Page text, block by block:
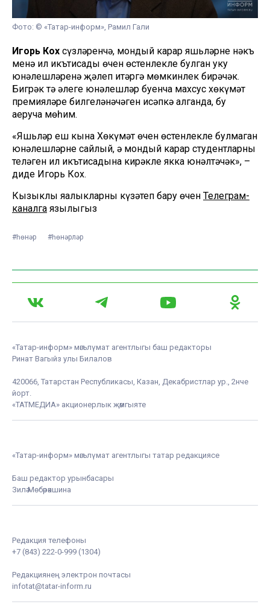
Фото: © «Татар-информ», Рамил Гали
Игорь Кох сүзләренчә, мондый карар яшьләрне нәкъ
менә ил икътисады өчен өстенлекле булган уку
юнәлешләренә җәлеп итәргә мөмкинлек бирәчәк.
Бигрәк тә әлеге юнәлешләр буенча махсус хөкүмәт
премияләре билгеләнәчәген исәпкә алганда, бу
аеруча мөһим.
«Яшьләр еш кына Хөкүмәт өчен өстенлекле булмаган
юнәлешләрне сайлый, ә мондый карар студентларның
теләген ил икътисадына кирәкле якка юнәлтәчәк», –
диде Игорь Кох.
Кызыклы яңалыкларны күзәтеп бару өчен Телеграм-
каналга язылыгыз
#һөнәр #һөнәрләр
«Татар-информ» мәгълүмат агентлыгы баш редакторы
Ринат Вагыйз улы Билалов
420066, Татарстан Республикасы, Казан, Декабристлар ур., 2нче
йорт.
«ТАТМЕДИА» акционерлык җәмгыяте
«Татар-информ» мәгълүмат агентлыгы татар редакциясе
Баш редактор урынбасары
Зилә Мөбәрәкшина
Редакция телефоны
+7 (843) 222-0-999 (1304)
Редакциянең электрон почтасы
infotat@tatar-inform.ru